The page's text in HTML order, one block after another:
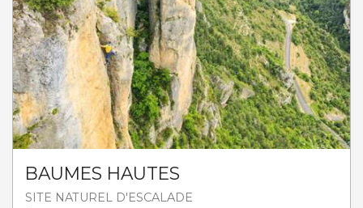
BAUMES HAUTES
SITE NATUREL D'ESCALADE